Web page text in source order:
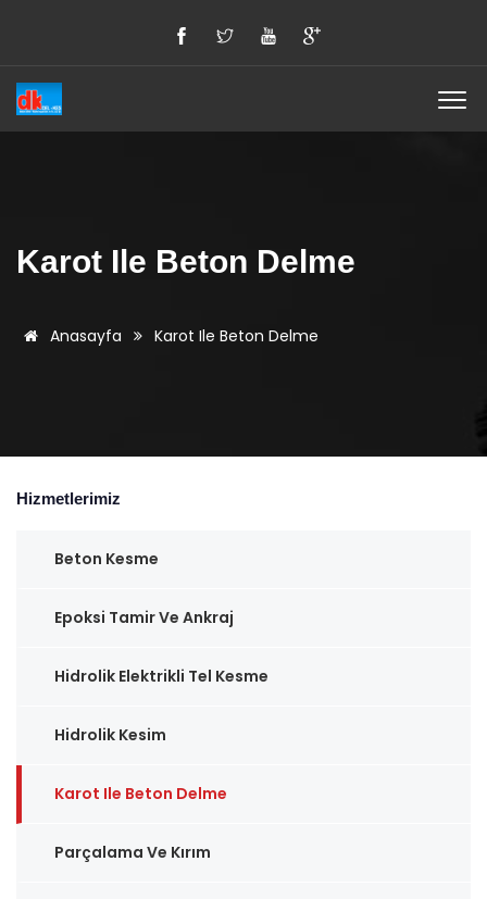
Karot Ile Beton Delme
Anasayfa Karot Ile Beton Delme
Hizmetlerimiz
Beton Kesme
Epoksi Tamir Ve Ankraj
Hidrolik Elektrikli Tel Kesme
Hidrolik Kesim
Karot Ile Beton Delme
Parçalama Ve Kırım